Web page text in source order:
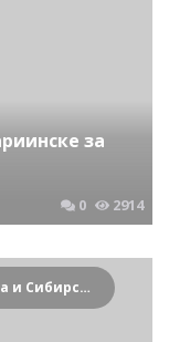
за
0 2914
Криминальные новости Новосибирска и Сибирского региона